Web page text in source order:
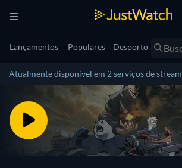
Lançamentos Populares Desporto
Atualmente disponível em 2 serviços de